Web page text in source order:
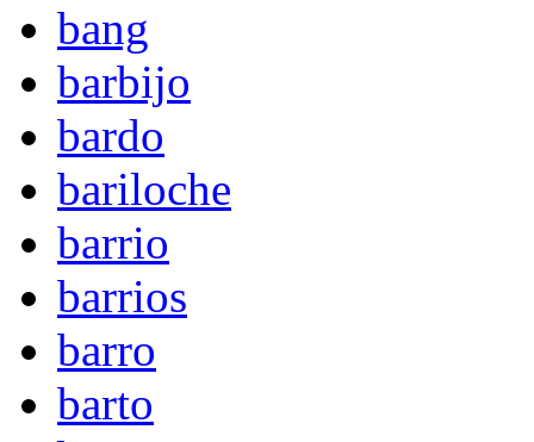
bang
barbijo
bardo
bariloche
barrio
barrios
barro
barto